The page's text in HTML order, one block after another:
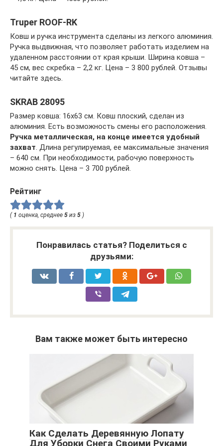
Truper ROOF-RK
Ковш и ручка инструмента сделаны из легкого алюминия.
Ручка выдвижная, что позволяет работать изделием на
удаленном расстоянии от края крыши. Ширина ковша –
45 см, вес скребка – 2,2 кг. Цена – 3 800 рублей. Отзывы
читайте здесь.
SKRAB 28095
Размер ковша: 16х63 см. Ковш плоский, сделан из
алюминия. Есть возможность смены его расположения.
Ручка металлическая, на конце имеется удобный
захват. Длина регулируемая, ее максимальные значения
– 640 см. При необходимости, рабочую поверхность
можно снять. Цена – 3 700 рублей.
Рейтинг
( 1 оценка, среднее 5 из 5 )
Понравилась статья? Поделиться с
друзьями:
Вам также может быть интересно
Как Сделать Деревянную Лопату
Для Уборки Снега Своими Руками